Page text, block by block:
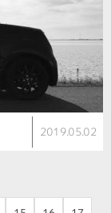
2019.05.02